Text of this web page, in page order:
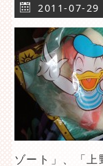
2011-07-29
ゾート」、「上